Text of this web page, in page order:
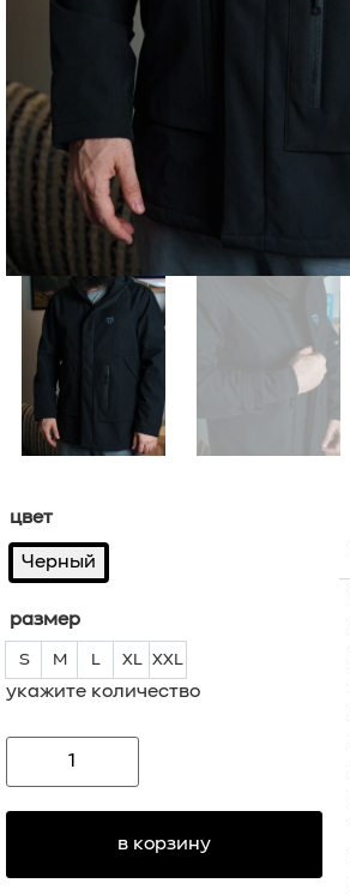
цвет
Черный
размер
S
S
M
M
L
L
XL
XL
XXL
XXL
укажите количество
в корзину